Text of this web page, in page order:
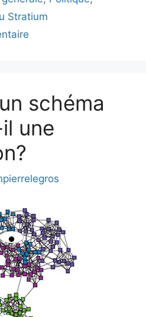
Stratium
schéma
une